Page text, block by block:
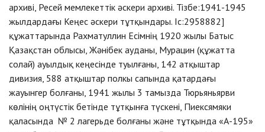
архиві, Ресей мемлекеттік әскери архиві. Тізбе:1941-1945
жылдардағы Кеңес әскери тұтқындары. Іс:2958882]
құжаттарында Рахматуллин Есімнің 1920 жылы Батыс
Қазақстан облысы, Жәнібек ауданы, Мурацин (құжатта
солай) ауылдық кеңесінде туылғаны, 142 атқыштар
дивизия, 588 атқыштар полкы сапында қатардағы
жауынгер болғаны, 1941 жылы 3 тамызда Тюрьяньярви
көлінің оңтүстік бетінде тұтқынға түскені, Пиексямяки
қаласында № 2 лагерьде болғаны және тұтқында «А-195»